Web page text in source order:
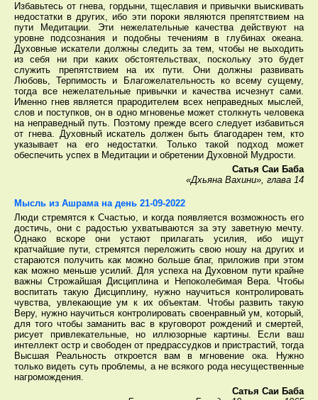
Избавьтесь от гнева, гордыни, тщеславия и привычки выискивать
недостатки в других, ибо эти пороки являются препятствием на
пути Медитации. Эти нежелательные качества действуют на
уровне подсознания и подобны течениям в глубинах океана.
Духовные искатели должны следить за тем, чтобы не выходить
из себя ни при каких обстоятельствах, поскольку это будет
служить препятствием на их пути. Они должны развивать
Любовь, Терпимость и Благожелательность ко всему сущему,
тогда все нежелательные привычки и качества исчезнут сами.
Именно гнев является прародителем всех неправедных мыслей,
слов и поступков, он в одно мгновенье может столкнуть человека
на неправедный путь. Поэтому прежде всего следует избавиться
от гнева. Духовный искатель должен быть благодарен тем, кто
указывает на его недостатки. Только такой подход может
обеспечить успех в Медитации и обретении Духовной Мудрости.
Сатья Саи Баба
«Дхьяна Вахини», глава 14
Мысль из Ашрама на день 21-09-2022
Люди стремятся к Счастью, и когда появляется возможность его
достичь, они с радостью ухватываются за эту заветную мечту.
Однако вскоре они устают прилагать усилия, ибо ищут
кратчайшие пути, стремятся переложить свою ношу на других и
стараются получить как можно больше благ, приложив при этом
как можно меньше усилий. Для успеха на Духовном пути крайне
важны Строжайшая Дисциплина и Непоколебимая Вера. Чтобы
воспитать такую Дисциплину, нужно научиться контролировать
чувства, увлекающие ум к их объектам. Чтобы развить такую
Веру, нужно научиться контролировать своенравный ум, который,
для того чтобы заманить вас в круговорот рождений и смертей,
рисует привлекательные, но иллюзорные картины. Если ваш
интеллект остр и свободен от предрассудков и пристрастий, тогда
Высшая Реальность откроется вам в мгновение ока. Нужно
только видеть суть проблемы, а не всякого рода несущественные
нагромождения.
Сатья Саи Баба